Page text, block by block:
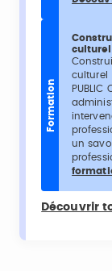
Formation
culturel
PUBLIC
un
Découvrir